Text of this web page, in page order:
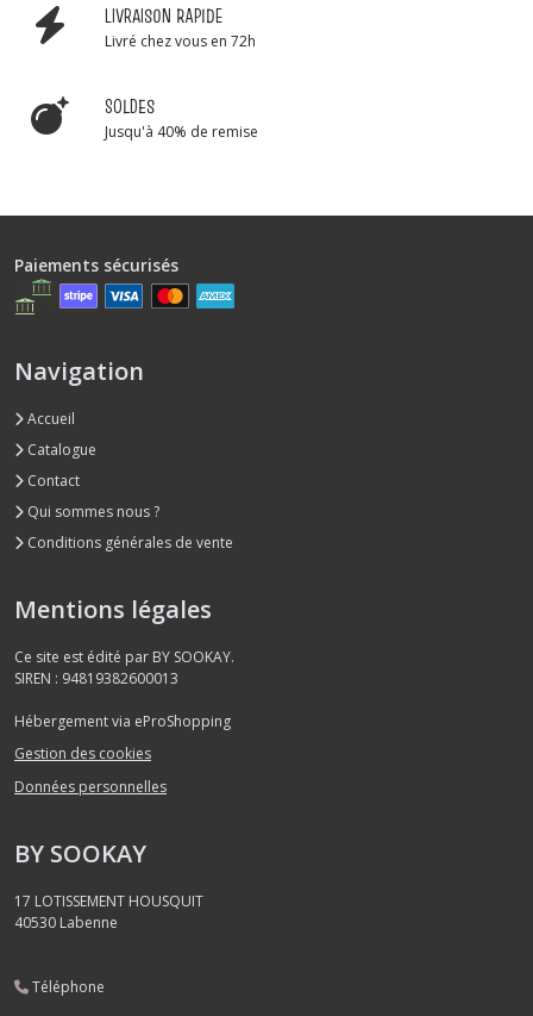
LIVRAISON RAPIDE
Livré chez vous en 72h
SOLDES
Jusqu'à 40% de remise
Paiements sécurisés
Navigation
Accueil
Catalogue
Contact
Qui sommes nous ?
Conditions générales de vente
Mentions légales
Ce site est édité par BY SOOKAY.
SIREN : 94819382600013
Hébergement via eProShopping
Gestion des cookies
Données personnelles
BY SOOKAY
17 LOTISSEMENT HOUSQUIT
40530 Labenne
Téléphone